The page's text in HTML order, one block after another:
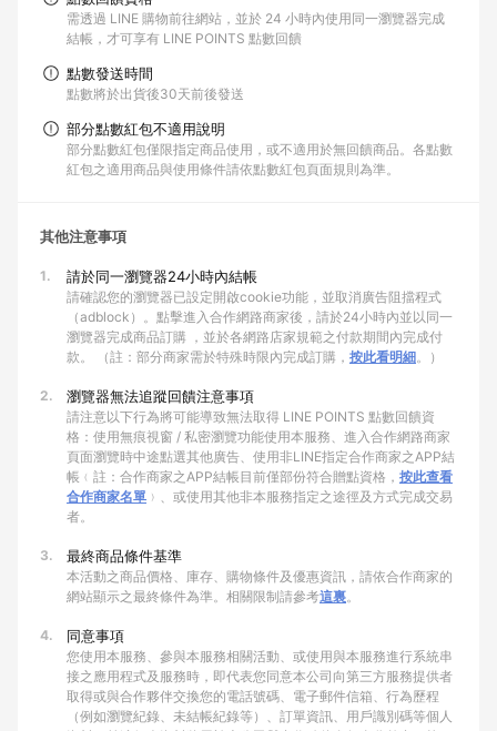
需透過 LINE 購物前往網站，並於 24 小時內使用同一瀏覽器完成
結帳，才可享有 LINE POINTS 點數回饋
點數發送時間
點數將於出貨後30天前後發送
部分點數紅包不適用說明
部分點數紅包僅限指定商品使用，或不適用於無回饋商品。各點數
紅包之適用商品與使用條件請依點數紅包頁面規則為準。
其他注意事項
1. 請於同一瀏覽器24小時內結帳
請確認您的瀏覽器已設定開啟cookie功能，並取消廣告阻擋程式
（adblock）。點擊進入合作網路商家後，請於24小時內並以同一
瀏覽器完成商品訂購 ，並於各網路店家規範之付款期間內完成付
款。 （註：部分商家需於特殊時限內完成訂購， 按此看明細。）
2. 瀏覽器無法追蹤回饋注意事項
請注意以下行為將可能導致無法取得 LINE POINTS 點數回饋資
格：使用無痕視窗 / 私密瀏覽功能使用本服務、進入合作網路商家
頁面瀏覽時中途點選其他廣告、使用非LINE指定合作商家之APP結
帳﹙註：合作商家之APP結帳目前僅部份符合贈點資格， 按此查看
合作商家名單 ﹚、或使用其他非本服務指定之途徑及方式完成交易
者。
3. 最終商品條件基準
本活動之商品價格、庫存、購物條件及優惠資訊，請依合作商家的
網站顯示之最終條件為準。相關限制請參考這裏。
4. 同意事項
您使用本服務、參與本服務相關活動、或使用與本服務進行系統串
接之應用程式及服務時，即代表您同意本公司向第三方服務提供者
取得或與合作夥伴交換您的電話號碼、電子郵件信箱、行為歷程
（例如瀏覽紀錄、未結帳紀錄等）、訂單資訊、用戶識別碼等個人